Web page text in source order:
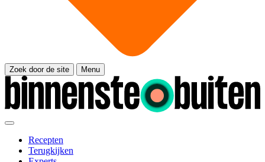
Zoek door de site Menu
Recepten
Terugkijken